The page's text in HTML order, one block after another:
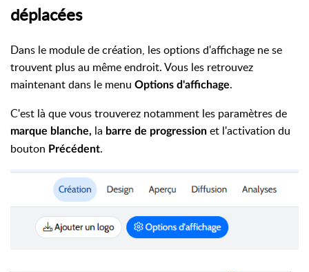
déplacées
Dans le module de création, les options d'affichage ne se
trouvent plus au même endroit. Vous les retrouvez
maintenant dans le menu Options d'affichage.
C'est là que vous trouverez notamment les paramètres de
marque blanche, la barre de progression et l'activation du
bouton Précédent.